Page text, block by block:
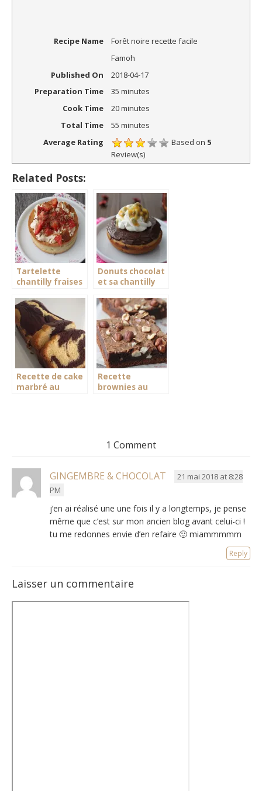
Recipe Name
Forêt noire recette facile
Famoh
Published On
2018-04-17
Preparation Time
35 minutes
Cook Time
20 minutes
Total Time
55 minutes
Average Rating
Based on 5
Review(s)
Related Posts:
Tartelette
chantilly fraises
Donuts chocolat
et sa chantilly
Recette de cake
marbré au
Recette
brownies au
1 Comment
GINGEMBRE & CHOCOLAT
21 mai 2018 at 8:28
PM
j’en ai réalisé une une fois il y a longtemps, je pense
même que c’est sur mon ancien blog avant celui-ci !
tu me redonnes envie d’en refaire 🙂 miammmmm
Reply
Laisser un commentaire